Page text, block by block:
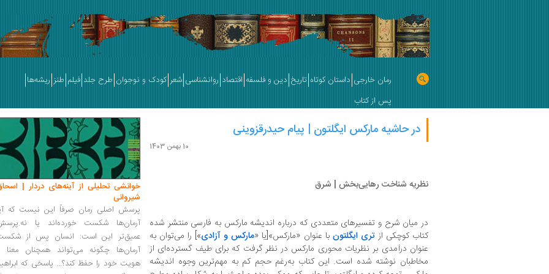
رمان خارجی داستان کوتاه تاریخ دین و فلسفه اقتصاد روانشناسی شعر کودک و نوجوان طرح جلد فیلم طنز ریشه‌ها
پس از کتاب
در حاشیه مارکس ایگلتون | پیام حیدرقزوینی
10 بهمن 1403
نظریه شناخت رهایی‌بخش | شرق
در میان شرح و تفسیرهای متعددی که درباره اندیشه مارکس به فارسی منتشر شده
کتاب کوچکی از تری ایگلتون با عنوان «مارکس»[یا «مارکس و آزادی»] را می‌توان به
عنوان درآمدی بر نظریات محوری مارکس در نظر گرفت که برای طیف گسترده‌ای از
مخاطبان نوشته شده است. این کتاب به‌رغم حجم کم به مهم‌ترین وجوه اندیشه
خوانشی تحلیلی از آینه‌های دردار |
شیروانی
پرسش اصلی رمان صرفاً این نیست که
آرمان‌ها شکست خورده‌اند یا
عمیق‌تر این است: انسان پس از
آرمان‌ها چگونه می‌تواند همچنان معنا
هویت خود را حفظ کند؟... پاسخی که